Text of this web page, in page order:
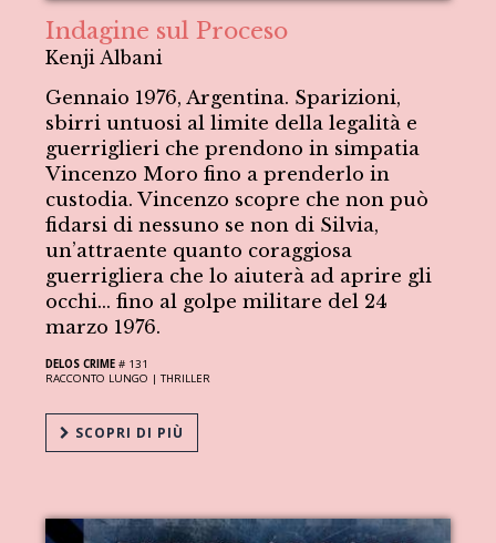
Indagine sul Proceso
Kenji Albani
Gennaio 1976, Argentina. Sparizioni,
sbirri untuosi al limite della legalità e
guerriglieri che prendono in simpatia
Vincenzo Moro fino a prenderlo in
custodia. Vincenzo scopre che non può
fidarsi di nessuno se non di Silvia,
un’attraente quanto coraggiosa
guerrigliera che lo aiuterà ad aprire gli
occhi… fino al golpe militare del 24
marzo 1976.
DELOS CRIME # 131
RACCONTO LUNGO |THRILLER
SCOPRI DI PIÙ